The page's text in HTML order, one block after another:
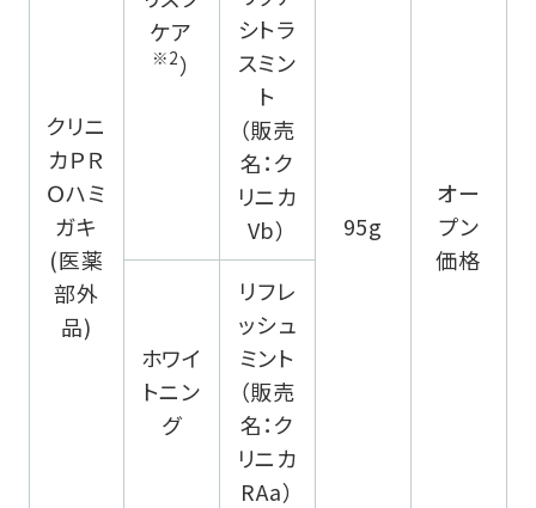
クリニ
カＰＲ
Ｏハミ
ガキ
(医薬
部外
品)
ケア
※2）
95g
オー
プン
価格
シトラ
スミン
ト
（販売
名：ク
リニカ
Vb）
ホワイ
トニン
グ
リフレ
ッシュ
ミント
（販売
名：ク
リニカ
RAa）